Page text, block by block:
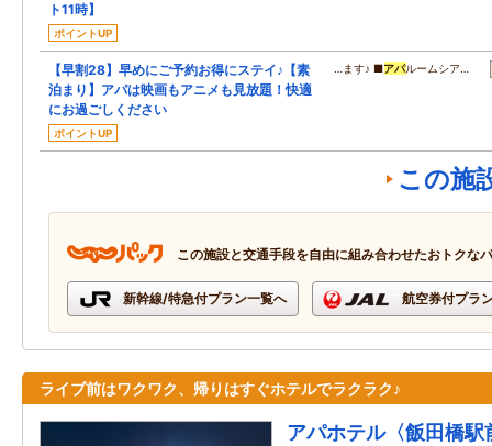
ト11時】
ポイントUP
【早割28】早めにご予約お得にステイ♪【素
泊まり】アパは映画もアニメも見放題！快適
にお過ごしください
ポイントUP
…ます♪ ■アパルームシア…
この施
この施設と交通手段を自由に組み合わせたおトクな
新幹線/特急付プラン一覧へ 航空券付プラ
ライブ前はワクワク、帰りはすぐホテルでラクラク♪
アパホテル〈飯田橋駅